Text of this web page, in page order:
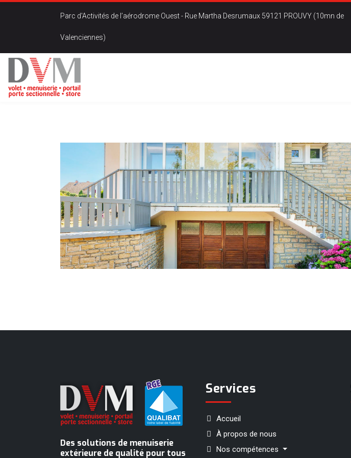
Parc d'Activités de l’aérodrome Ouest - Rue Martha Desrumaux 59121 PROUVY (10mn de
Valenciennes)
Des solutions de menuiserie
extérieure de qualité pour tous
Services
Accueil
À propos de nous
Nos compétences